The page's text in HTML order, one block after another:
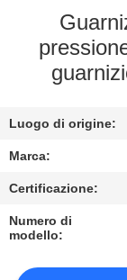
FABBRICA
QUALITÀ
NOTIZIE
Luogo di origine:
Marca:
Certificazione:
Numero di
modello: